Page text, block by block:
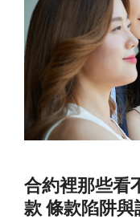
合約裡那些看
款 條款陷阱與